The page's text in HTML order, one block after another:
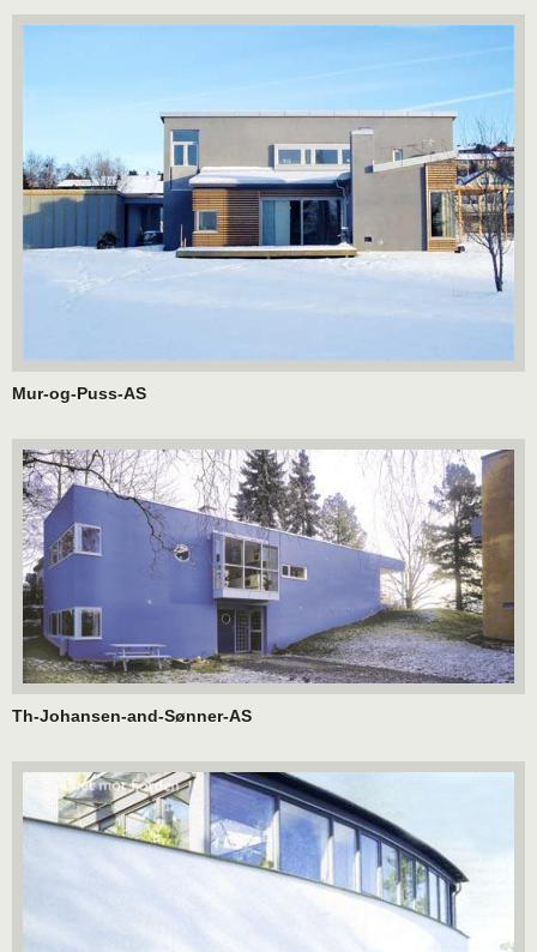
Mur-og-Puss-AS
Th-Johansen-and-Sønner-AS